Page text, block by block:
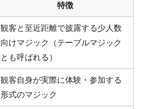
特徴
観客と至近距離で披露する少人数
向けマジック（テーブルマジック
とも呼ばれる）
観客自身が実際に体験・参加する
形式のマジック